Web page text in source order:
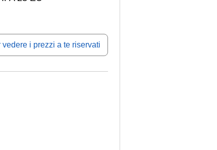
i prezzi a te riservati